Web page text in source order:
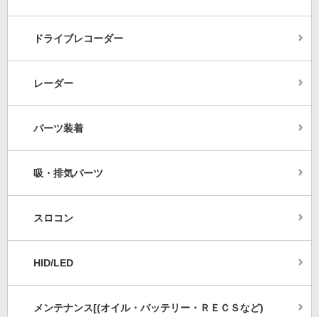
ドライブレコーダー
レーダー
パーツ装着
吸・排気パーツ
スロコン
HID/LED
メンテナンス[(オイル・バッテリー・ＲＥＣＳなど)